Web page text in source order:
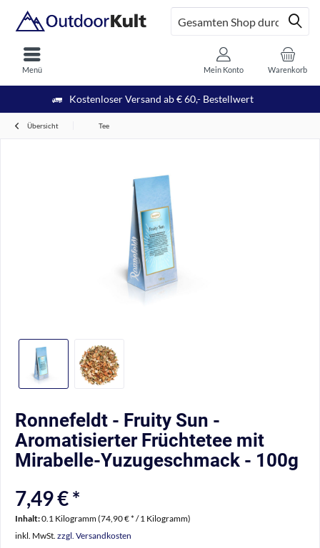
Kostenloser Versand ab € 60,- Bestellwert
Menü Warenkorb
Mein Konto
Übersicht Tee
Ronnefeldt - Fruity Sun -
Aromatisierter Früchtetee mit
Mirabelle-Yuzugeschmack - 100g
7,49 € *
Inhalt:0.1 Kilogramm (74,90 € * / 1 Kilogramm)
inkl. MwSt. zzgl. Versandkosten